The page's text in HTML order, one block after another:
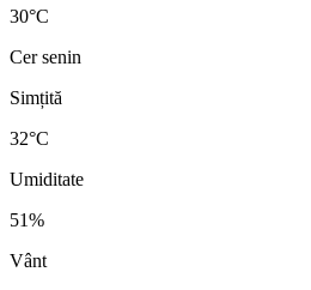
30°C
Cer senin
Simțită
32°C
Umiditate
51%
Vânt